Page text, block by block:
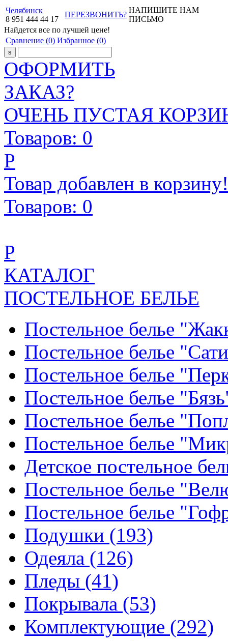
Челябинск
8 951 444 44 17
ПЕРЕЗВОНИТЬ?
НАПИШИТЕ НАМ
ПИСЬМО
Найдется все по лучшей цене!
Сравнение (0) Избранное (0)
ОФОРМИТЬ
ЗАКАЗ?
ОЧЕНЬ ПУСТАЯ
Товаров: 0
Р
Товар добавлен в корзину!
Товаров: 0
Р
КАТАЛОГ
ПОСТЕЛЬНОЕ БЕЛЬЕ
Постельное белье
Постельное белье
Постельное белье
Постельное белье
Постельное белье
Постельное белье
Детское постельное
Постельное белье
Постельное белье
Подушки (193)
Одеяла (126)
Пледы (41)
Покрывала (53)
Комплектующие (292)